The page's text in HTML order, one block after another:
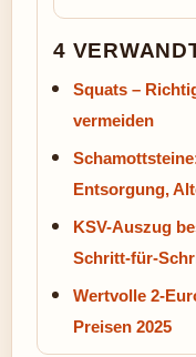
4
Squats –
vermeiden
Entsorgung,
KSV-Auszug
Schritt-für-
Wertvolle 2-
Preisen 2025